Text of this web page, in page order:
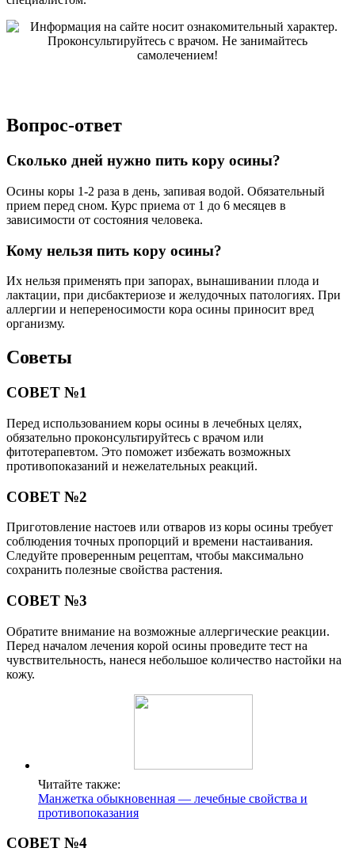
Вопрос-ответ
Сколько дней нужно пить кору осины?
Осины коры 1-2 раза в день, запивая водой. Обязательный
прием перед сном. Курс приема от 1 до 6 месяцев в
зависимости от состояния человека.
Кому нельзя пить кору осины?
Их нельзя применять при запорах, вынашивании плода и
лактации, при дисбактериозе и желудочных патологиях. При
аллергии и непереносимости кора осины приносит вред
организму.
Советы
СОВЕТ №1
Перед использованием коры осины в лечебных целях,
обязательно проконсультируйтесь с врачом или
фитотерапевтом. Это поможет избежать возможных
противопоказаний и нежелательных реакций.
СОВЕТ №2
Приготовление настоев или отваров из коры осины требует
соблюдения точных пропорций и времени настаивания.
Следуйте проверенным рецептам, чтобы максимально
сохранить полезные свойства растения.
СОВЕТ №3
Обратите внимание на возможные аллергические реакции.
Перед началом лечения корой осины проведите тест на
чувствительность, нанеся небольшое количество настойки на
кожу.
Читайте также:
Манжетка обыкновенная — лечебные свойства и
противопоказания
СОВЕТ №4